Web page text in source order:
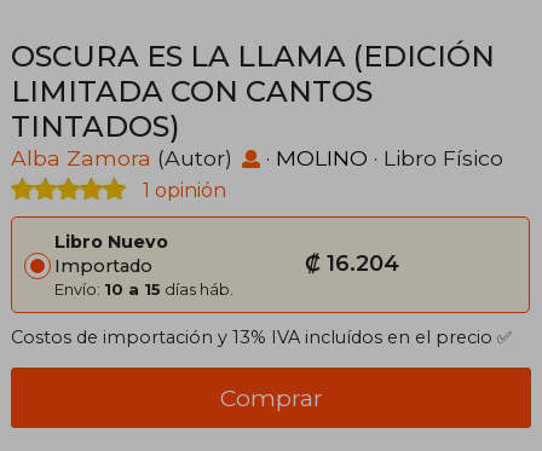
OSCURA ES LA LLAMA (EDICIÓN
LIMITADA CON CANTOS
TINTADOS)
Alba Zamora (Autor) · MOLINO · Libro Físico
1 opinión
Libro Nuevo
Importado
Envío: 10 a 15 días háb.
₡ 16.204
Costos de importación y 13% IVA incluídos en el precio ✅
Comprar